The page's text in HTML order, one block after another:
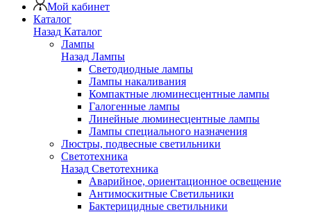
Мой кабинет
Каталог
Назад Каталог
Лампы
Назад Лампы
Светодиодные лампы
Лампы накаливания
Компактные люминесцентные лампы
Галогенные лампы
Линейные люминесцентные лампы
Лампы специального назначения
Люстры, подвесные светильники
Светотехника
Назад Светотехника
Аварийное, ориентационное освещение
Антимоскитные Светильники
Бактерицидные светильники